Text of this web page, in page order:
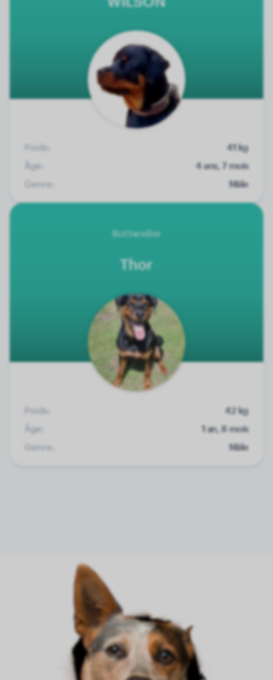
Poids:
41 kg
Âge:
4 ans, 7 mois
Genre:
Mâle
Rottweiler
Thor
Poids:
42 kg
Âge:
1 an, 8 mois
Genre:
Mâle